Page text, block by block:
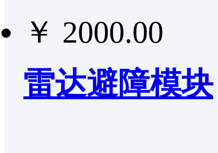
￥ 2000.00
雷达避障模块